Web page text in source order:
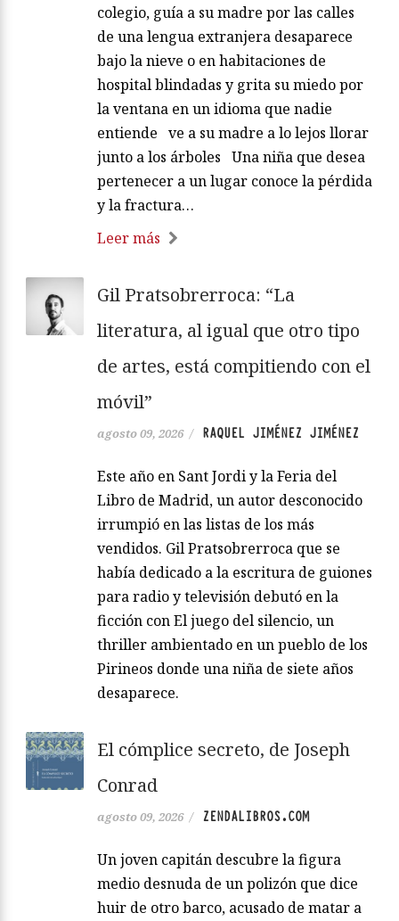
colegio, guía a su madre por las calles
de una lengua extranjera desaparece
bajo la nieve o en habitaciones de
hospital blindadas y grita su miedo por
la ventana en un idioma que nadie
entiende ve a su madre a lo lejos llorar
junto a los árboles Una niña que desea
pertenecer a un lugar conoce la pérdida
y la fractura…
Leer más
Gil Pratsobrerroca: “La
literatura, al igual que otro tipo
de artes, está compitiendo con el
móvil”
agosto 09, 2026 / RAQUEL JIMÉNEZ JIMÉNEZ
Este año en Sant Jordi y la Feria del
Libro de Madrid, un autor desconocido
irrumpió en las listas de los más
vendidos. Gil Pratsobrerroca que se
había dedicado a la escritura de guiones
para radio y televisión debutó en la
ficción con El juego del silencio, un
thriller ambientado en un pueblo de los
Pirineos donde una niña de siete años
desaparece.
El cómplice secreto, de Joseph
Conrad
agosto 09, 2026 / ZENDALIBROS.COM
Un joven capitán descubre la figura
medio desnuda de un polizón que dice
huir de otro barco, acusado de matar a